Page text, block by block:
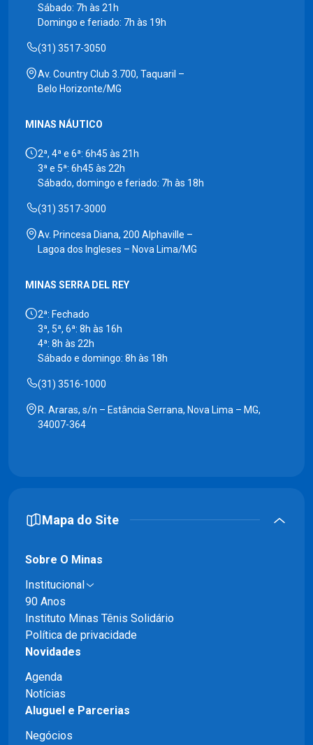
Sábado: 7h às 21h
Domingo e feriado: 7h às 19h
(31) 3517-3050
Av. Country Club 3.700, Taquaril –
Belo Horizonte/MG
MINAS NÁUTICO
2ª, 4ª e 6ª: 6h45 às 21h
3ª e 5ª: 6h45 às 22h
Sábado, domingo e feriado: 7h às 18h
(31) 3517-3000
Av. Princesa Diana, 200 Alphaville –
Lagoa dos Ingleses – Nova Lima/MG
MINAS SERRA DEL REY
2ª: Fechado
3ª, 5ª, 6ª: 8h às 16h
4ª: 8h às 22h
Sábado e domingo: 8h às 18h
(31) 3516-1000
R. Araras, s/n – Estância Serrana, Nova Lima – MG,
34007-364
Mapa do Site
Sobre O Minas
Institucional
90 Anos
Instituto Minas Tênis Solidário
Política de privacidade
Novidades
Agenda
Notícias
Aluguel e Parcerias
Negócios